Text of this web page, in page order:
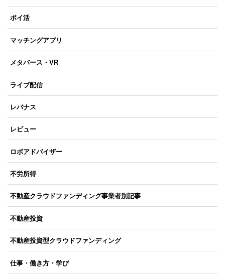
ポイ活
マッチングアプリ
メタバース・VR
ライブ配信
レバナス
レビュー
ロボアドバイザー
不労所得
不動産クラウドファンディング事業者別記事
不動産投資
不動産投資型クラウドファンディング
仕事・働き方・学び